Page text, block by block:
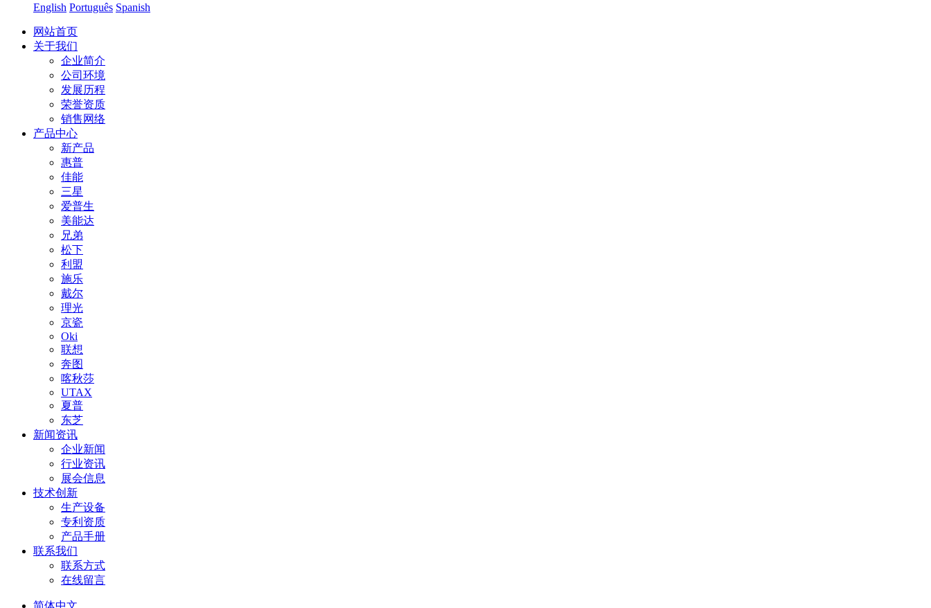
English Português Spanish
网站首页
关于我们
企业简介
公司环境
发展历程
荣誉资质
销售网络
产品中心
新产品
惠普
佳能
三星
爱普生
美能达
兄弟
松下
利盟
施乐
戴尔
理光
京瓷
Oki
联想
奔图
喀秋莎
UTAX
夏普
东芝
新闻资讯
企业新闻
行业资讯
展会信息
技术创新
生产设备
专利资质
产品手册
联系我们
联系方式
在线留言
简体中文